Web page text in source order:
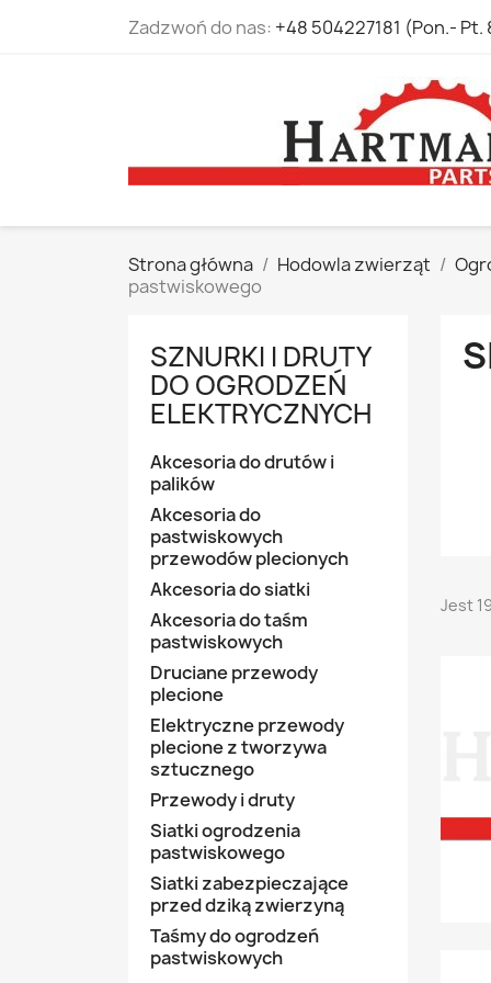
Zadzwoń do nas: +48 504227181 (Pon.-
Strona główna Hodowla zwierząt
pastwiskowego
SZNURKI I DRUTY
DO OGRODZEŃ
ELEKTRYCZNYCH
Akcesoria do drutów i
palików
Akcesoria do
pastwiskowych
przewodów plecionych
Akcesoria do siatki
Akcesoria do taśm
pastwiskowych
Druciane przewody
plecione
Elektryczne przewody
plecione z tworzywa
sztucznego
Przewody i druty
Siatki ogrodzenia
pastwiskowego
Siatki zabezpieczające
przed dziką zwierzyną
Taśmy do ogrodzeń
pastwiskowych
Jest